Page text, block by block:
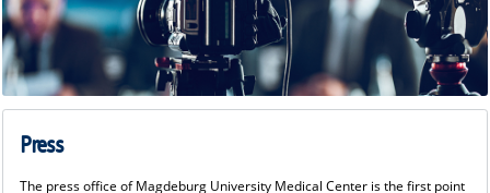
PRESS
INTERNATIONAL
INTRANET
ABOUT US
Press
The press office of Magdeburg University Medical Center is the first point